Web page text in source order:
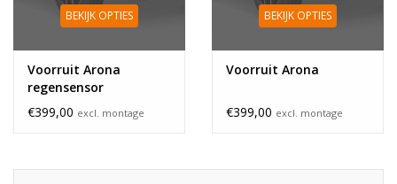
BEKIJK OPTIES
Voorruit Arona
regensensor
€399,00 excl. montage
BEKIJK OPTIES
Voorruit Arona
€399,00 excl. montage